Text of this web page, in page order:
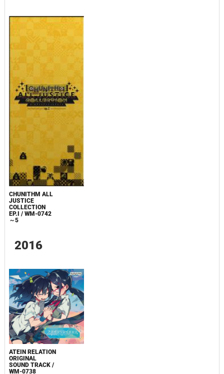
CHUNITHM ALL
JUSTICE
COLLECTION
EP.I / WM-0742
～5
2016
ATEIN RELATION
ORIGINAL
SOUND TRACK /
WM-0738